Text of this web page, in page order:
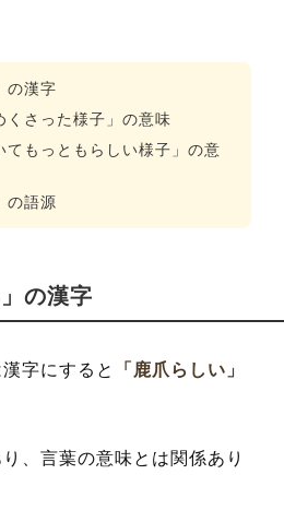
の漢字
くさった様子」の意味
てもっともらしい様子」の意
の語源
の漢字
漢字にすると
「鹿爪らしい」
、言葉の意味とは関係あり